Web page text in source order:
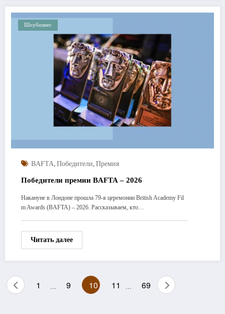
Шоубизнес
BAFTA, Победители, Премия
Победители премии BAFTA – 2026
Накануне в Лондоне прошла 79-я церемонии British Academy Fil
m Awards (BAFTA) – 2026. Рассказываем, кто…
Читать далее
Пагинация
1 9 10 11 69